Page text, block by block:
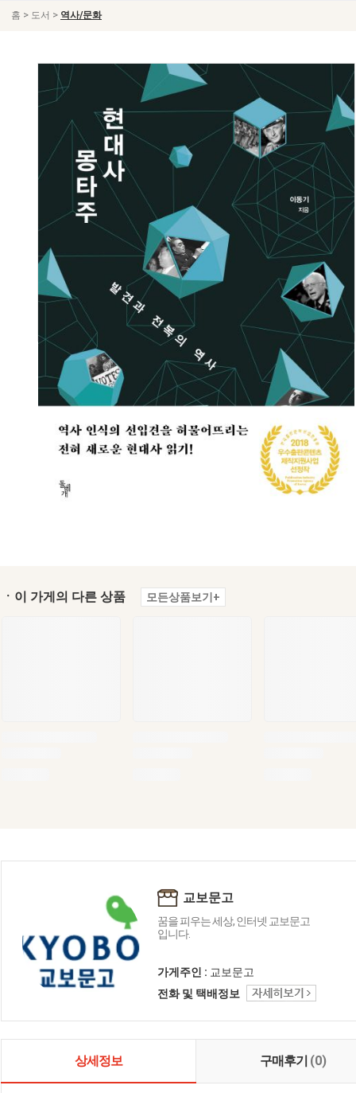
홈 > 도서 > 역사/문화
ㆍ이 가게의 다른 상품 모든상품보기+
교보문고
꿈을 피우는 세상, 인터넷 교보문고
입니다.
가게주인 : 교보문고
전화 및 택배정보
상세정보 구매후기 (0)